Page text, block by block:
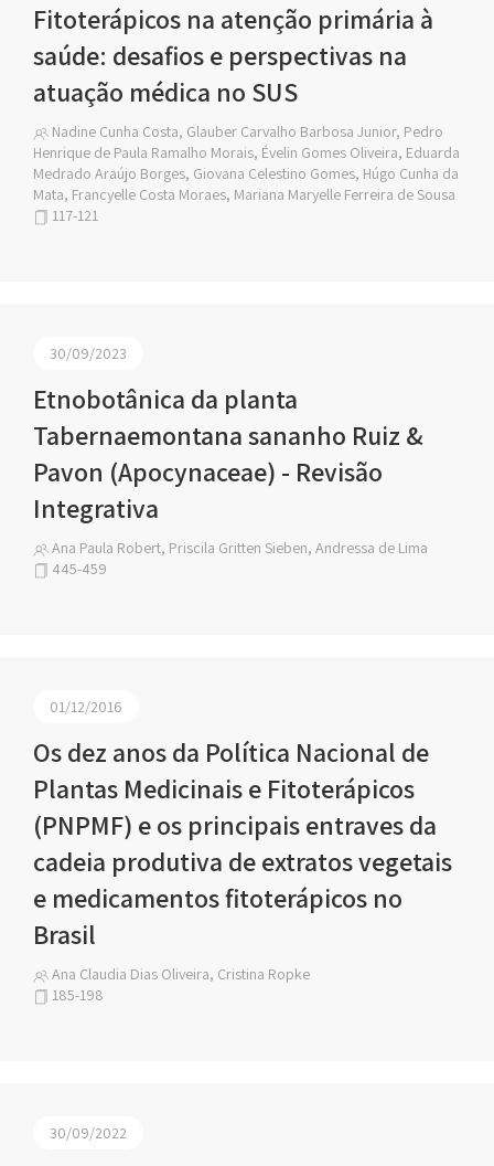
Fitoterápicos na atenção primária à
saúde: desafios e perspectivas na
atuação médica no SUS
Nadine Cunha Costa, Glauber Carvalho Barbosa Junior, Pedro
Henrique de Paula Ramalho Morais, Évelin Gomes Oliveira, Eduarda
Medrado Araújo Borges, Giovana Celestino Gomes, Húgo Cunha da
Mata, Francyelle Costa Moraes, Mariana Maryelle Ferreira de Sousa
117-121
30/09/2023
Etnobotânica da planta
Tabernaemontana sananho Ruiz &
Pavon (Apocynaceae) - Revisão
Integrativa
Ana Paula Robert, Priscila Gritten Sieben, Andressa de Lima
445-459
01/12/2016
Os dez anos da Política Nacional de
Plantas Medicinais e Fitoterápicos
(PNPMF) e os principais entraves da
cadeia produtiva de extratos vegetais
e medicamentos fitoterápicos no
Brasil
Ana Claudia Dias Oliveira, Cristina Ropke
185-198
30/09/2022